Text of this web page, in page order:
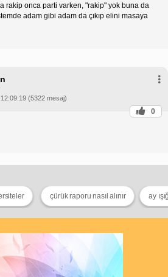
rakip onca parti varken, "rakip" yok buna da
adam gibi adam da çıkıp elini masaya
(5322 mesaj)
0
çürük raporu nasıl alınır ay